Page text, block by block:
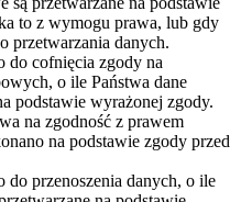
to z wymogu prawa, lub gdy
przetwarzania danych.
do cofnięcia zgody na
o ile Państwa dane
podstawie wyrażonej zgody.
na zgodność z prawem
na podstawie zgody przed
do przenoszenia danych, o ile